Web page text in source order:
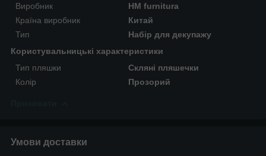
Виробник
HM furnitura
Країна виробник
Китай
Тип
Набір для декупажу
Користувальницькі характеристики
Тип пляшки
Скляні пляшечки
Колір
Прозорий
Умови доставки